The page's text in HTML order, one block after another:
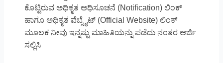
ಕೊಟ್ಟಿರುವ ಅಧಿಕೃತ ಅಧಿಸೂಚನೆ (Notification) ಲಿಂಕ್
ಹಾಗೂ ಅಧಿಕೃತ ವೆಬ್ಸೈಟ್ (Official Website) ಲಿಂಕ್
ಮೂಲಕ ನೀವು ಇನ್ನಷ್ಟು ಮಾಹಿತಿಯನ್ನು ಪಡೆದು ನಂತರ ಅರ್ಜಿ
ಸಲ್ಲಿಸಿ